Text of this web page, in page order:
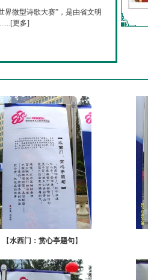
微型诗歌大赛”，是由省文明
更多]
【水西门：赏心亭题句】